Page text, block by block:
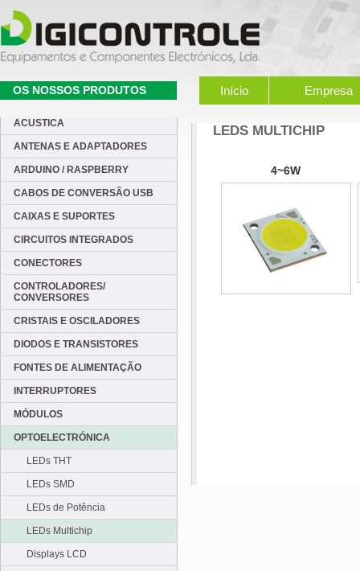
Início Empresa
LEDS MULTICHIP
4~6W
OS NOSSOS PRODUTOS
ACUSTICA
ANTENAS E ADAPTADORES
ARDUINO / RASPBERRY
CABOS DE CONVERSÃO USB
CAIXAS E SUPORTES
CIRCUITOS INTEGRADOS
CONECTORES
CONTROLADORES/
CONVERSORES
CRISTAIS E OSCILADORES
DIODOS E TRANSISTORES
FONTES DE ALIMENTAÇÃO
INTERRUPTORES
MÓDULOS
OPTOELECTRÓNICA
LEDs THT
LEDs SMD
LEDs de Potência
LEDs Multichip
Displays LCD